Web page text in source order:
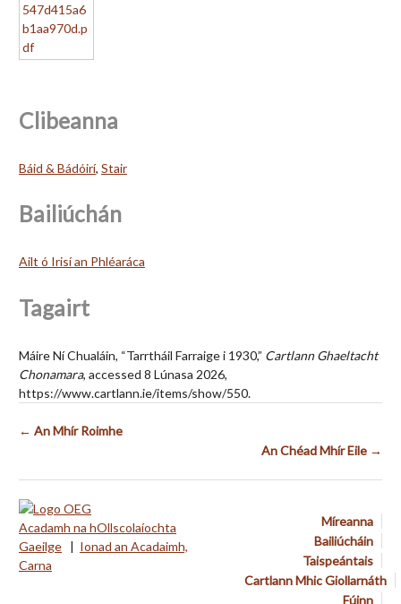
Clibeanna
Báid & Bádóirí, Stair
Bailiúchán
Ailt ó Irisí an Phléaráca
Tagairt
Máire Ní Chualáin, “Tarrtháil Farraige i 1930,” Cartlann Ghaeltacht
Chonamara, accessed 8 Lúnasa 2026,
https://www.cartlann.ie/items/show/550.
← An Mhír Roimhe
An Chéad Mhír Eile →
Míreanna
Bailiúcháin
Taispeántais
Cartlann Mhic Giollarnáth
Fúinn
Acadamh na hOllscolaíochta
Gaeilge | Ionad an Acadaimh,
Carna